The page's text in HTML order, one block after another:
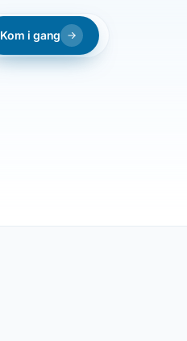
Kom i gang